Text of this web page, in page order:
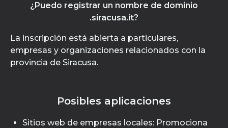
¿Puedo registrar un nombre de dominio
.siracusa.it?
La inscripción está abierta a particulares,
empresas y organizaciones relacionados con la
provincia de Siracusa.
Posibles aplicaciones
Sitios web de empresas locales: Promociona